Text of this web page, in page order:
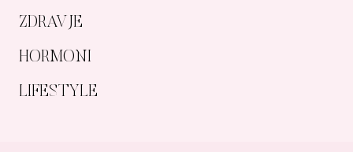
ZDRAVJE
HORMONI
LIFESTYLE